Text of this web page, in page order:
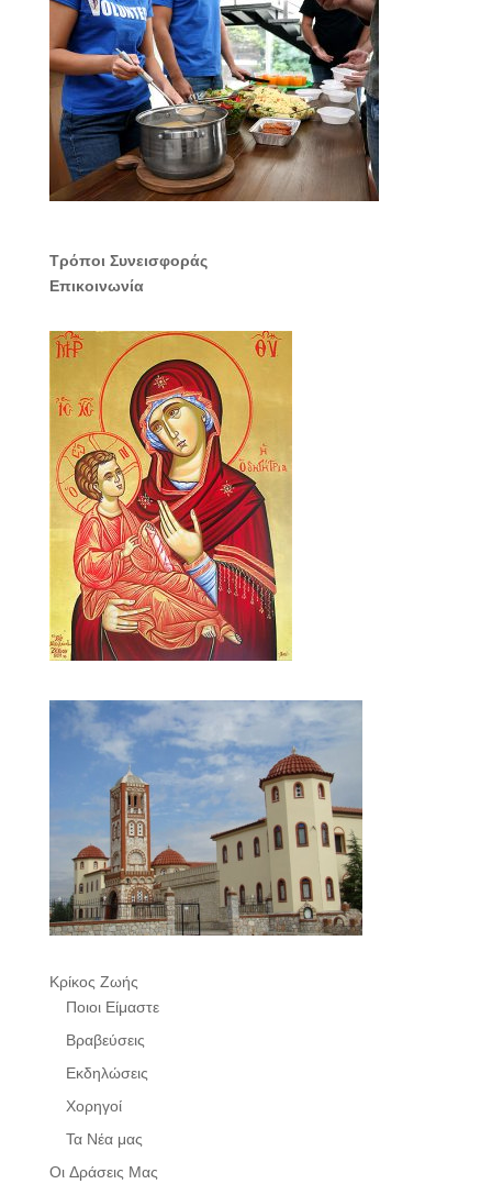
Τρόποι Συνεισφοράς
Επικοινωνία
Κρίκος Ζωής
Ποιοι Είμαστε
Βραβεύσεις
Εκδηλώσεις
Χορηγοί
Τα Νέα μας
Οι Δράσεις Μας